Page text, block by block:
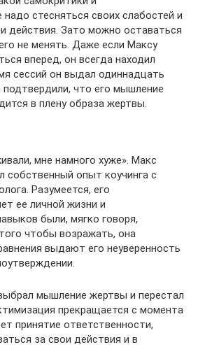
стесняться своих слабостей и
действия. Зато можно оставаться
не менять. Даже если Максу
вперед, он всегда находил
сессий он выдал одиннадцать
что его мышление
в плену образа жертвы.
мне намного хуже». Макс
собственный опыт коучинга с
Разумеется, его
ее личной жизни и
были, мягко говоря,
чтобы возражать, она
выдают его неуверенность
мышление жертвы и перестал
прекращается с момента
принятие ответственности,
за свои действия и в